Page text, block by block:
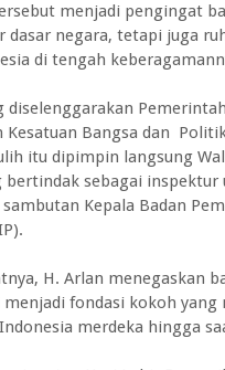
menjadi pengingat
dasar negara, tetapi juga
di tengah
diselenggarakan
Kesatuan Bangsa dan
itu dipimpin langsung
bertindak sebagai inspektur
Kepala Badan
H. Arlan menegaskan
fondasi kokoh yang
merdeka hingga